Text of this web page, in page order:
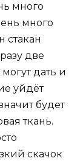
много
много
стакан
две
дать и
уйдёт
будет
ткань.
скачок